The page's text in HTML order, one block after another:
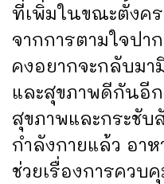
ที่เพิ่มในขณะตั้งค
จากการตามใจป
คงอยากจะกลับม
และสุขภาพดีกันอี
สุขภาพและกระชั
กำลังกายแล้ว อา
ช่วยเรื่องการควบ